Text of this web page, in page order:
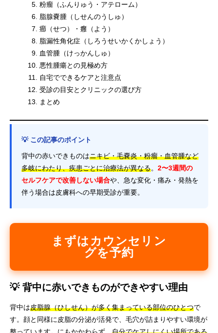
粉瘤（ふんりゅう・アテローム）
脂腺嚢腫（しせんのうしゅ）
癤（せつ）・癰（よう）
脂漏性角化症（しろうせいかくかしょう）
血管腫（けっかんしゅ）
悪性腫瘍との見極め方
自宅でできるケアと注意点
受診の目安とクリニックの選び方
まとめ
💡 この記事のポイント
背中の赤いできものはニキビ・毛嚢炎・粉瘤・血管腫など
多岐にわたり、疾患ごとに治療法が異なる。 2〜3週間の
セルフケアで改善しない場合や、急な変化・痛み・発熱を
伴う場合は皮膚科への早期受診が重要。
まずはカウンセリン
グを予約
💡 背中に赤いできものができやすい理由
背中は皮脂腺（ひしせん）が多く集まっている部位のひとつで
す。顔と同様に皮脂の分泌が活発で、毛穴が詰まりやすい環境が